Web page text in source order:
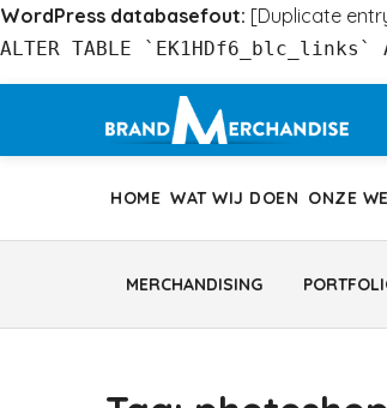
WordPress databasefout: [Duplicate
ALTER TABLE
inhoud
HOME WAT WIJ DOEN ONZE
MERCHANDISING